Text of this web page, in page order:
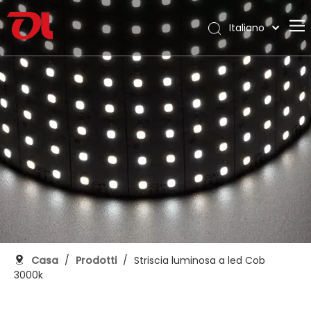
Casa
Chi siamo
Prodotti
Applicazione
Supporto
Scarica
Blog
Contatto
Italiano
العربية
Français
Pусский
Español
Português
Deutsch
日本語
한국어
Nederlands
Casa / Prodotti / Striscia luminosa a led Cob
3000k